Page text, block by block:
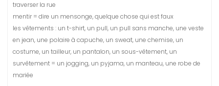
traverser la rue
mentir = dire un mensonge, quelque chose qui est faux
les vêtements : un t-shirt, un pull, un pull sans manche, une veste
en jean, une polaire à capuche, un sweat, une chemise, un
costume, un tailleur, un pantalon, un sous-vêtement, un
survêtement = un jogging, un pyjama, un manteau, une robe de
mariée